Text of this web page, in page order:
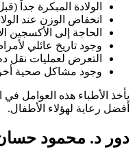
الولادة المبكرة جداً (قبل
انخفاض الوزن عند الولادة
الحاجة إلى الأكسجين
وجود تاريخ عائلي
التعرض لعمليات نقل
وجود مشاكل صحية
يأخذ الأطباء هذه العوامل
أفضل رعاية لهؤلاء الأطفال.
دور د. محمود